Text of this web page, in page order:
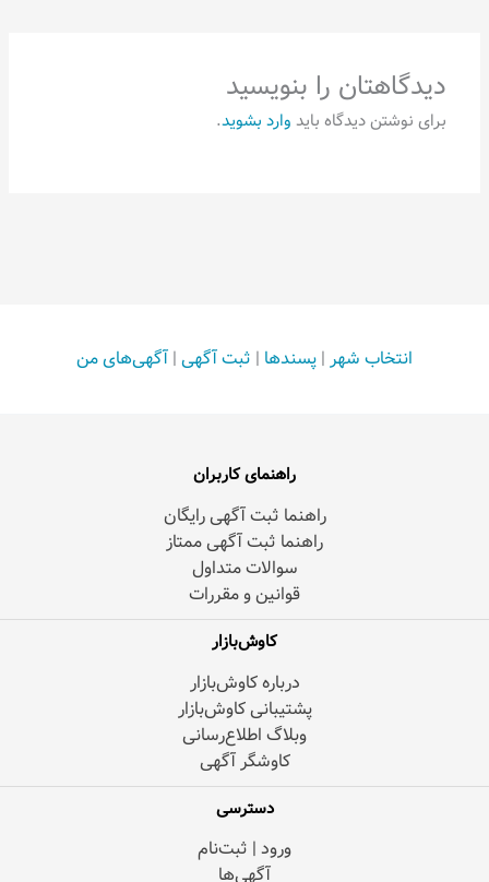
دیدگاهتان را بنویسید
برای نوشتن دیدگاه باید وارد بشوید.
انتخاب شهر | پسندها | ثبت آگهی | آگهی‌های من
راهنمای کاربران
راهنما ثبت آگهی رایگان
راهنما ثبت آگهی ممتاز
سوالات متداول
قوانین و مقررات
کاوش‌بازار
درباره کاوش‌بازار
پشتیبانی کاوش‌بازار
وبلاگ اطلاع‌رسانی
کاوشگر آگهی
دسترسی
ورود | ثبت‌نام
آگهی‌ها